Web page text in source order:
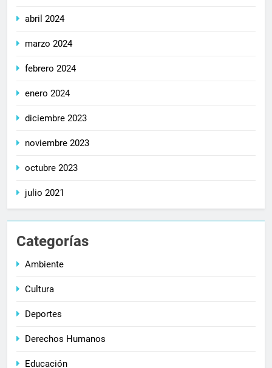
abril 2024
marzo 2024
febrero 2024
enero 2024
diciembre 2023
noviembre 2023
octubre 2023
julio 2021
Categorías
Ambiente
Cultura
Deportes
Derechos Humanos
Educación